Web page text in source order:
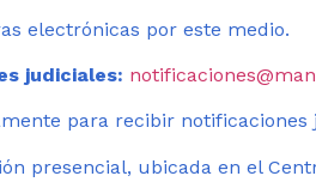
electrónicas por este medio.
judiciales:
para recibir notificaciones
presencial, ubicada en el